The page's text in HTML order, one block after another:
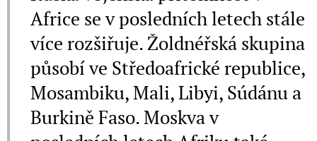
Africe se v posledních letech stále
více rozšiřuje. Žoldnéřská skupina
působí ve Středoafrické republice,
Mosambiku, Mali, Libyi, Súdánu a
Burkině Faso. Moskva v